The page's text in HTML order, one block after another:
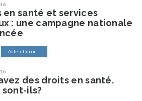
en santé et services
: une campagne nationale
Aide et droits
des droits en santé.
sont-ils?